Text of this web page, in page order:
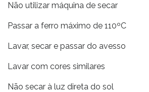
Não utilizar máquina de secar
Passar a ferro máximo de 110ºC
Lavar, secar e passar do avesso
Lavar com cores similares
Não secar à luz direta do sol